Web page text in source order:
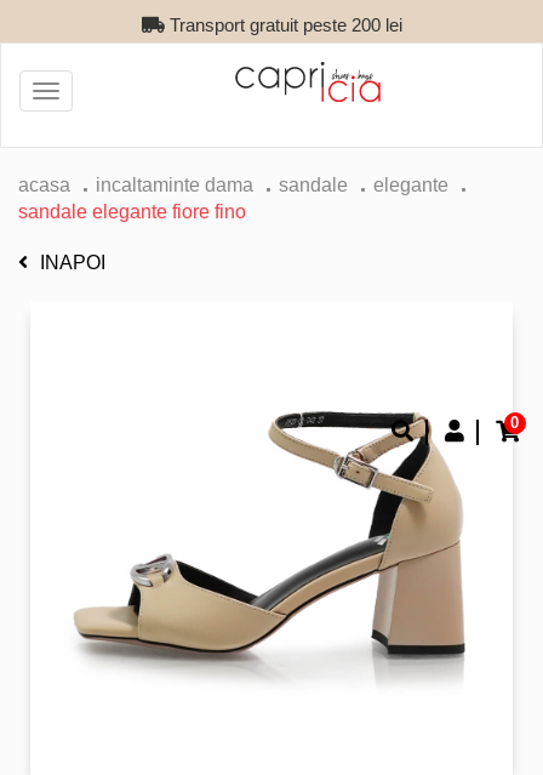
Transport gratuit peste 200 lei
0
Toggle
navigation
acasa incaltaminte dama sandale
elegante
sandale elegante fiore fino
INAPOI